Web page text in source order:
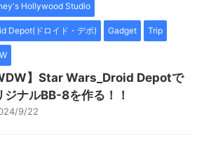
Hollywood Studio
Depot(ドロイド・デポ) Gadget Trip
】Star Wars_Droid Depotで
ジナルBB-8を作る！！
9/22